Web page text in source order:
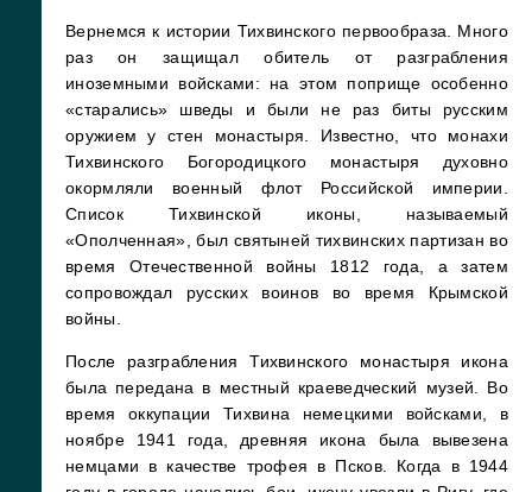
Вернемся к истории Тихвинского первообраза. Много
раз он защищал обитель от разграбления
иноземными войсками: на этом поприще особенно
«старались» шведы и были не раз биты русским
оружием у стен монастыря. Известно, что монахи
Тихвинского Богородицкого монастыря духовно
окормляли военный флот Российской империи.
Список Тихвинской иконы, называемый
«Ополченная», был святыней тихвинских партизан во
время Отечественной войны 1812 года, а затем
сопровождал русских воинов во время Крымской
войны.
После разграбления Тихвинского монастыря икона
была передана в местный краеведческий музей. Во
время оккупации Тихвина немецкими войсками, в
ноябре 1941 года, древняя икона была вывезена
немцами в качестве трофея в Псков. Когда в 1944